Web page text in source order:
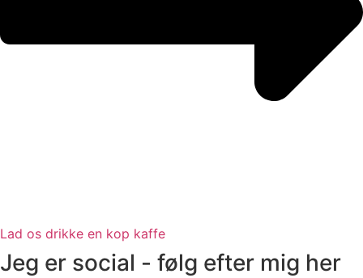
Lad os drikke en kop kaffe
Jeg er social - følg efter mig her